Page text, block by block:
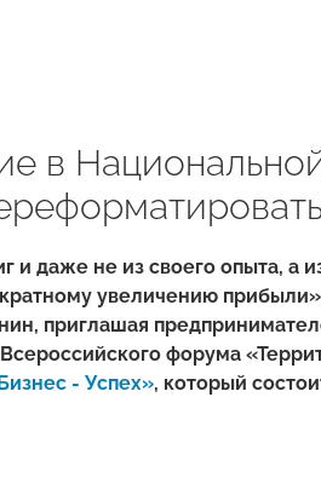
в
и даже не из своего опыта, а
увеличению
приглашая
форума
- Успех», который